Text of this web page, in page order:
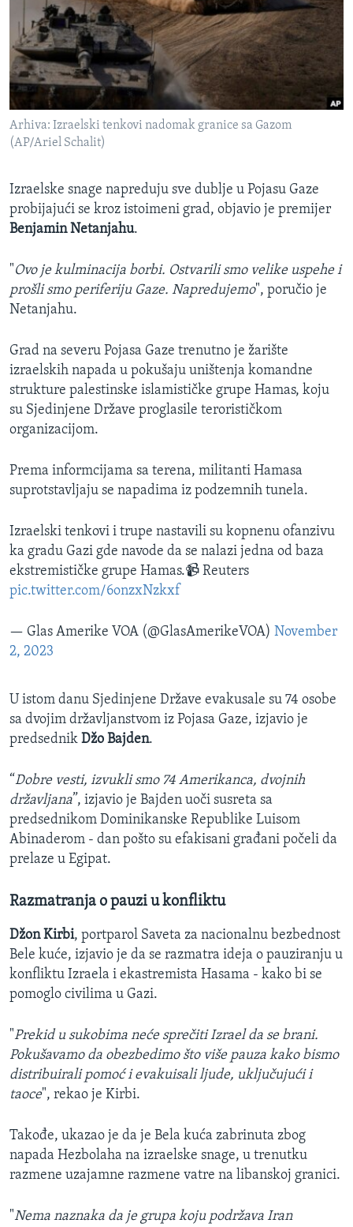
SPORT
INTERVJU
Arhiva: Izraelski tenkovi nadomak granice sa Gazom
(AP/Ariel Schalit)
Izraelske snage napreduju sve dublje u Pojasu Gaze
probijajući se kroz istoimeni grad, objavio je premijer
Benjamin Netanjahu.
"Ovo je kulminacija borbi. Ostvarili smo velike uspehe i
prošli smo periferiju Gaze. Napredujemo", poručio je
Netanjahu.
Grad na severu Pojasa Gaze trenutno je žarište
izraelskih napada u pokušaju uništenja komandne
strukture palestinske islamističke grupe Hamas, koju
su Sjedinjene Države proglasile terorističkom
organizacijom.
Prema informcijama sa terena, militanti Hamasa
suprotstavljaju se napadima iz podzemnih tunela.
Izraelski tenkovi i trupe nastavili su kopnenu ofanzivu
ka gradu Gazi gde navode da se nalazi jedna od baza
ekstremističke grupe Hamas.📹 Reuters
pic.twitter.com/6onzxNzkxf
— Glas Amerike VOA (@GlasAmerikeVOA) November
2, 2023
U istom danu Sjedinjene Države evakusale su 74 osobe
sa dvojim državljanstvom iz Pojasa Gaze, izjavio je
predsednik Džo Bajden.
“Dobre vesti, izvukli smo 74 Amerikanca, dvojnih
državljana”, izjavio je Bajden uoči susreta sa
predsednikom Dominikanske Republike Luisom
Abinaderom - dan pošto su efakisani građani počeli da
prelaze u Egipat.
Razmatranja o pauzi u konfliktu
Džon Kirbi, portparol Saveta za nacionalnu bezbednost
Bele kuće, izjavio je da se razmatra ideja o pauziranju u
konfliktu Izraela i ekastremista Hasama - kako bi se
pomoglo civilima u Gazi.
"Prekid u sukobima neće sprečiti Izrael da se brani.
Pokušavamo da obezbedimo što više pauza kako bismo
distribuirali pomoć i evakuisali ljude, uključujući i
taoce", rekao je Kirbi.
Takođe, ukazao je da je Bela kuća zabrinuta zbog
napada Hezbolaha na izraelske snage, u trenutku
razmene uzajamne razmene vatre na libanskoj granici.
"Nema naznaka da je grupa koju podržava Iran